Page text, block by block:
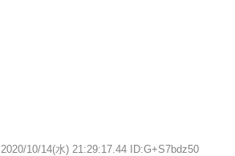
2020/10/14(水) 21:29:17.44 ID:G+S7bdz50